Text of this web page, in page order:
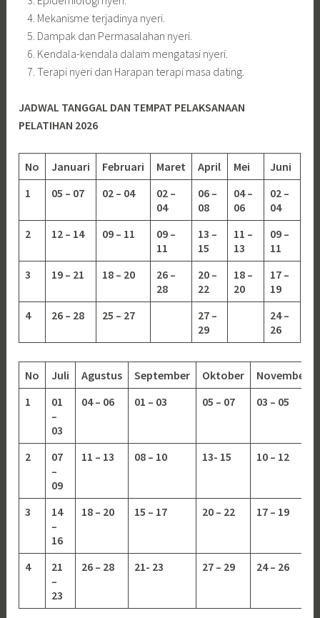
Mekanisme terjadinya nyeri.
Dampak dan Permasalahan nyeri.
Kendala-kendala dalam mengatasi nyeri.
Terapi nyeri dan Harapan terapi masa dating.
JADWAL TANGGAL DAN TEMPAT PELAKSANAAN
PELATIHAN 2026
No Januari Februari Maret April Mei
Juni
1
05 – 07 02 – 04
02 –
04
06 –
08
04 –
06
02 –
04
2
12 – 14 09 – 11
09 –
11
13 –
15
11 –
13
09 –
11
3
19 – 21 18 – 20
26 –
28
20 –
22
18 –
20
17 –
19
4
26 – 28 25 – 27
27 –
29
24 –
26
No Juli Agustus September Oktober
November
1
01
–
03
04 – 06 01 – 03 05 – 07 03 – 05
2
07
–
09
11 – 13 08 – 10 13- 15 10 – 12
3
14
–
16
18 – 20 15 – 17 20 – 22 17 – 19
4
21
–
23
26 – 28 21- 23 27 – 29 24 – 26